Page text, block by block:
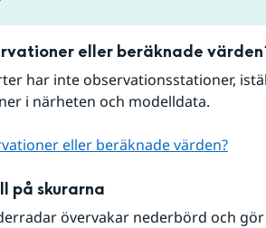
eller beräknade
har inte observationsstationer,
i närheten och modelldata.
eller beräknade värden?
på skurarna
övervakar nederbörd och